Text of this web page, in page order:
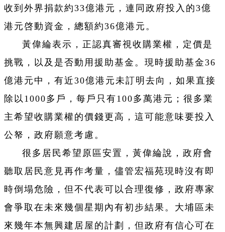
收到外界捐款約33億港元，連同政府投入的3億
港元啓動資金，總額約36億港元。
黃偉綸表示，正認真審視收購業權，定價是
挑戰，以及是否動用援助基金。現時援助基金36
億港元中，有近30億港元未訂明去向，如果直接
除以1000多戶，每戶只有100多萬港元；很多業
主希望收購業權的價錢更高，這可能意味要投入
公帑，政府願意考慮。
很多居民希望原區安置，黃偉綸說，政府會
聽取居民意見再作考量，儘管宏福苑現時沒有即
時倒塌危險，但不代表可以合理復修，政府專家
會爭取在未來幾個星期內有初步結果。大埔區未
來幾年本無興建居屋的計劃，但政府有信心可在